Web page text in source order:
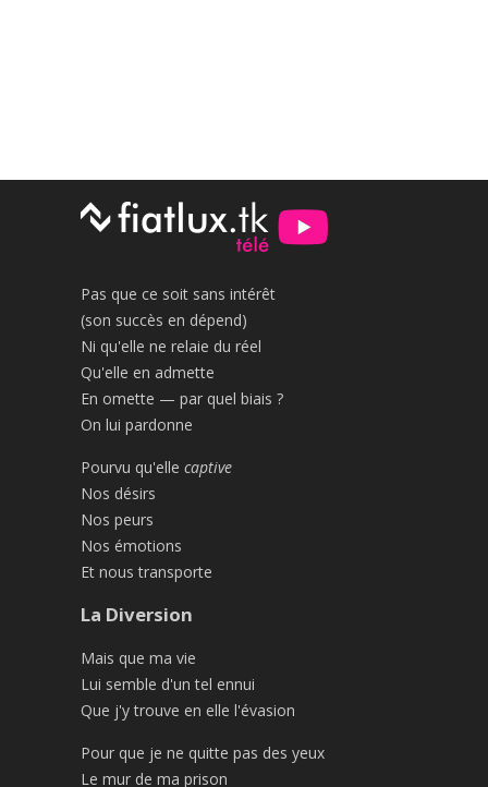
Pas que ce soit sans intérêt
(son succès en dépend)
Ni qu'elle ne relaie du réel
Qu'elle en admette
En omette — par quel biais ?
On lui pardonne
Pourvu qu'elle captive
Nos désirs
Nos peurs
Nos émotions
Et nous transporte
La Diversion
Mais que ma vie
Lui semble d'un tel ennui
Que j'y trouve en elle l'évasion
Pour que je ne quitte pas des yeux
Le mur de ma prison